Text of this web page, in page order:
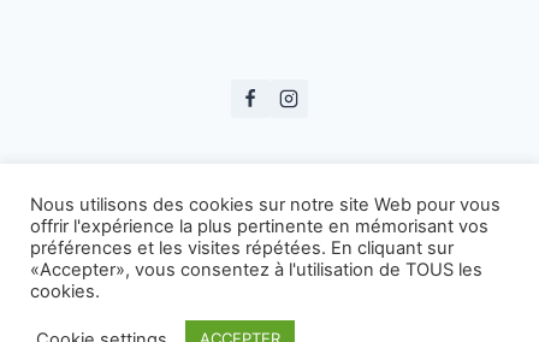
Nous utilisons des cookies sur notre site Web pour vous
offrir l'expérience la plus pertinente en mémorisant vos
préférences et les visites répétées. En cliquant sur
«Accepter», vous consentez à l'utilisation de TOUS les
cookies.